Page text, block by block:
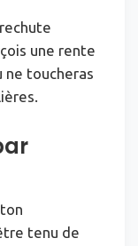
une rente
ne toucheras
tenu de